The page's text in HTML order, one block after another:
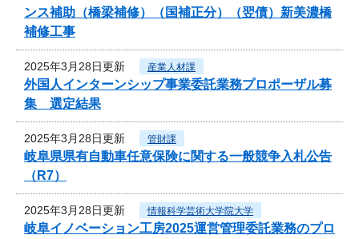
ンス補助（橋梁補修）（国補正分）（翌債）新美濃橋
補修工事
2025年3月28日更新 産業人材課
外国人インターンシップ事業委託業務プロポーザル募
集 選定結果
2025年3月28日更新 管財課
岐阜県県有自動車任意保険に関する一般競争入札公告
（R7）
2025年3月28日更新 情報科学芸術大学院大学
岐阜イノベーション工房2025運営管理委託業務のプロ